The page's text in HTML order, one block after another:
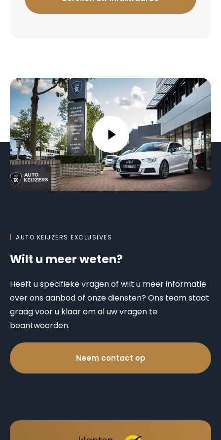
AUTO KEIJZERS EXCLUSIVES
Wilt u meer weten?
Heeft u specifieke vragen of wilt u meer informatie
over ons aanbod of onze diensten? Ons team staat
graag voor u klaar om al uw vragen te
beantwoorden.
Neem contact op